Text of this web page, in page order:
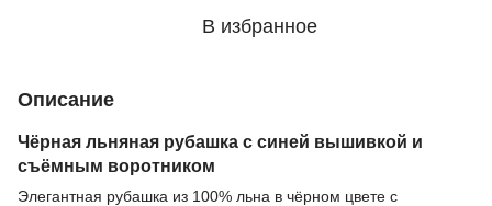
В избранное
Описание
Чёрная льняная рубашка с синей вышивкой и
съёмным воротником
Элегантная рубашка из 100% льна в чёрном цвете с